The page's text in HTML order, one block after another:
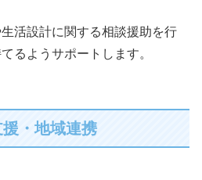
活設計に関する相談援助を行
るようサポートします。
・地域連携